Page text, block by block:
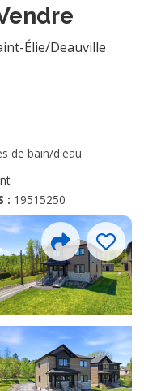
Élie/Deauville
de bain/d'eau
: 19515250